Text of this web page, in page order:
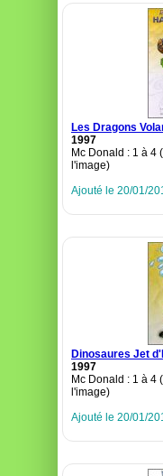
Les Dragons
1997
Mc Donald : 1 à 4
l'image)
Ajouté le 20/01/
Dinosaures Jet
1997
Mc Donald : 1 à 4
l'image)
Ajouté le 20/01/